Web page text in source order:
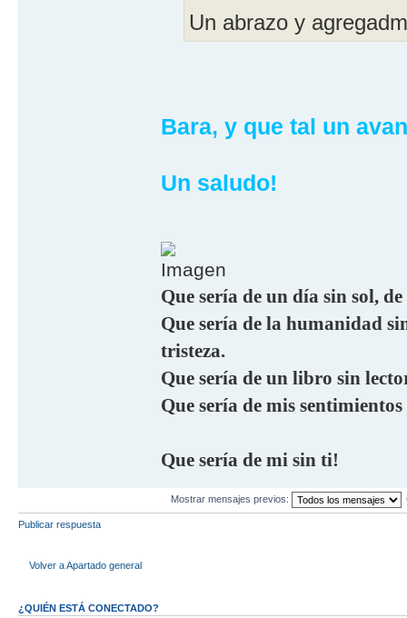
Un abrazo y
Bara, y que tal un
Un saludo!
Que sería de un día sin sol,
Que sería de la humanidad
tristeza.
Que sería de un libro sin
Que sería de mis
Que sería de mi sin ti!
Mostrar mensajes previos:
Publicar respuesta
Volver a Apartado general
¿QUIÉN ESTÁ CONECTADO?